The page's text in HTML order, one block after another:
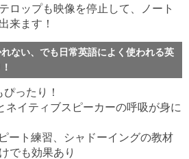
ロップも映像を停止して、ノート
来ます！
ない、でも日常英語によく使われる英
ったり！
ネイティブスピーカーの呼吸が身に
ート練習、シャドーイングの教材
でも効果あり